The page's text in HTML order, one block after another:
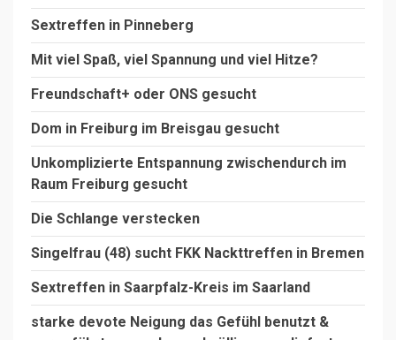
Sextreffen in Pinneberg
Mit viel Spaß, viel Spannung und viel Hitze?
Freundschaft+ oder ONS gesucht
Dom in Freiburg im Breisgau gesucht
Unkomplizierte Entspannung zwischendurch im
Raum Freiburg gesucht
Die Schlange verstecken
Singelfrau (48) sucht FKK Nackttreffen in Bremen
Sextreffen in Saarpfalz-Kreis im Saarland
starke devote Neigung das Gefühl benutzt &